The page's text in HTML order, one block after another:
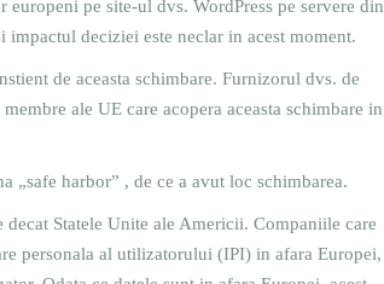
pe site-ul dvs. WordPress pe servere din
deciziei este neclar in acest moment.
de aceasta schimbare. Furnizorul dvs. de
ale UE care acopera aceasta schimbare in
„safe harbor” , de ce a avut loc schimbarea.
Statele Unite ale Americii. Companiile care
personala al utilizatorului (IPI) in afara Europei,